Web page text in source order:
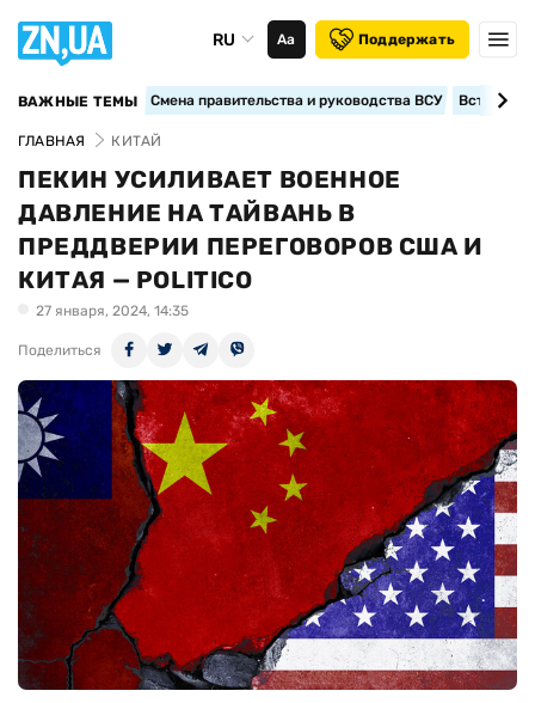
RU Аа Поддержать
ВАЖНЫЕ ТЕМЫ Смена правительства и руководства ВСУ
ГЛАВНАЯ КИТАЙ
ПЕКИН УСИЛИВАЕТ ВОЕННОЕ
ДАВЛЕНИЕ НА ТАЙВАНЬ В
ПРЕДДВЕРИИ ПЕРЕГОВОРОВ США И
КИТАЯ — POLITICO
27 января, 2024, 14:35
Поделиться